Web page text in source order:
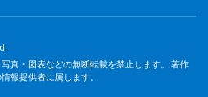
真・図表などの無断転載を禁止します。 著作
報提供者に属します。